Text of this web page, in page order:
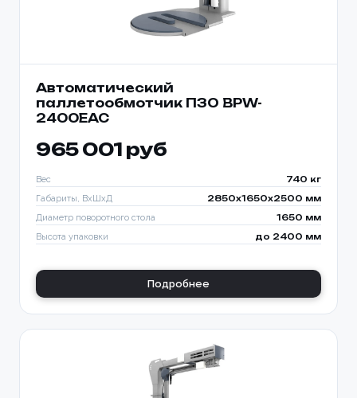
Автоматический
паллетообмотчик ПЗО BPW-
2400ЕАС
965 001 руб
Вес 740 кг
Габариты, ВхШхД 2850х1650х2500 мм
Диаметр поворотного стола 1650 мм
Высота упаковки до 2400 мм
Подробнее